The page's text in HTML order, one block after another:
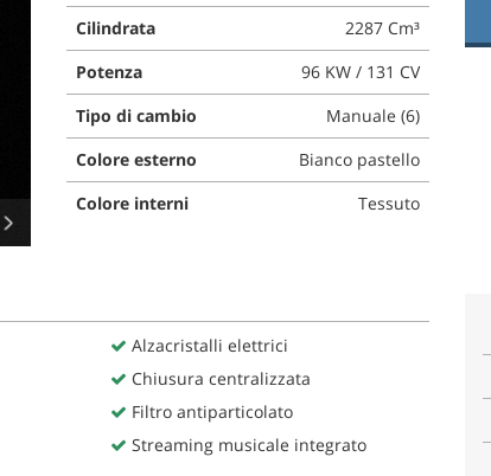
Cilindrata
2287 Cm³
Potenza
96 KW / 131 CV
Tipo di cambio
Manuale (6)
Colore esterno
Bianco pastello
Colore interni
Tessuto
Alzacristalli elettrici
Chiusura centralizzata
Filtro antiparticolato
Streaming musicale integrato